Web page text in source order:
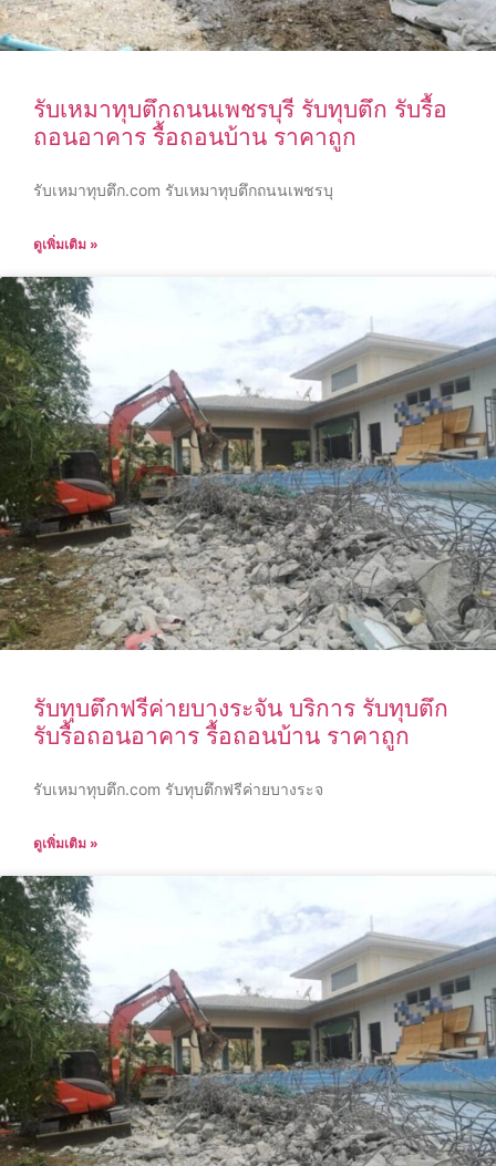
รับเหมาทุบตึกถนนเพชรบุรี รับทุบตึก รับรื้อ
ถอนอาคาร รื้อถอนบ้าน ราคาถูก
รับเหมาทุบตึก.com รับเหมาทุบตึกถนนเพชรบุ
ดูเพิ่มเติม »
รับทุบตึกฟรีค่ายบางระจัน บริการ รับทุบตึก
รับรื้อถอนอาคาร รื้อถอนบ้าน ราคาถูก
รับเหมาทุบตึก.com รับทุบตึกฟรีค่ายบางระจ
ดูเพิ่มเติม »